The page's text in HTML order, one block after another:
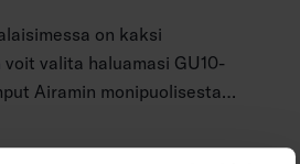
on kaksi
valita haluamasi GU10-
Airamin monipuolisesta
Runkoväristä